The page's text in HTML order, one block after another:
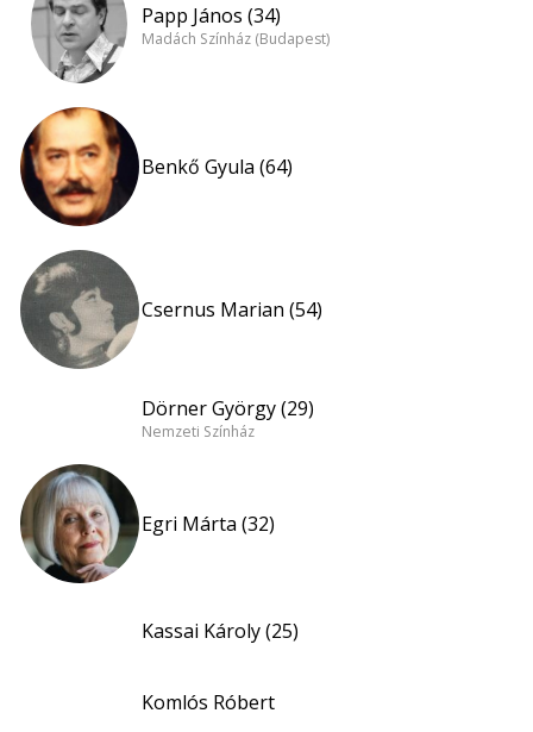
Papp János (34)
Madách Színház (Budapest)
Benkő Gyula (64)
Csernus Marian (54)
Dörner György (29)
Nemzeti Színház
Egri Márta (32)
Kassai Károly (25)
Komlós Róbert